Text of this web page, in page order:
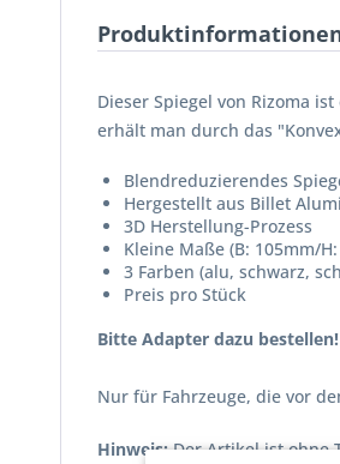
Dieser Spiegel von Rizoma
erhält man durch das
Blendreduzierendes
Hergestellt aus Billet
3D Herstellung-Prozess
Kleine Maße (B: 105mm/
3 Farben (alu, schwarz,
Preis pro Stück
Bitte Adapter dazu bestellen!
Nur für Fahrzeuge, die vor
Hinweis:Der Artikel ist ohne